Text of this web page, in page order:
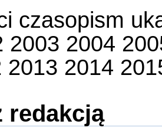
czasopism
2003 2004
2013 2014
redakcją